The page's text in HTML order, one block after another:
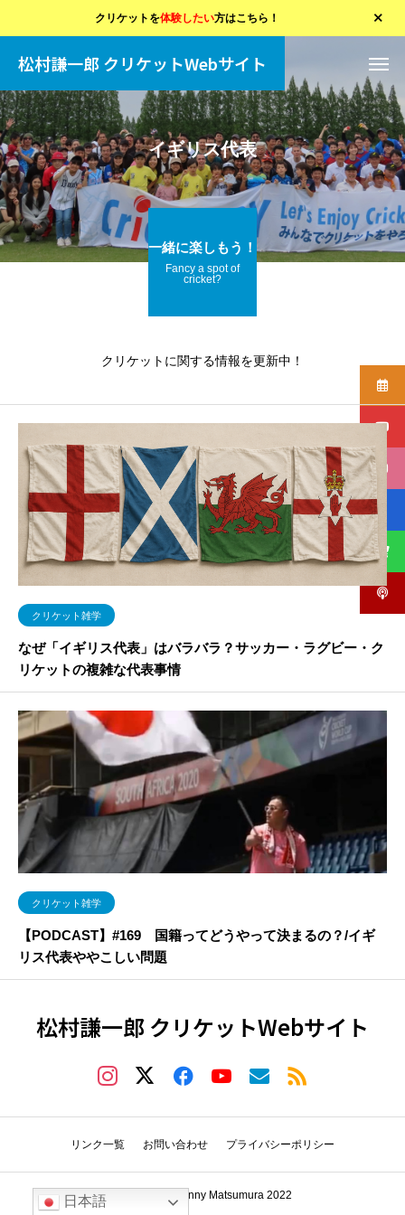
クリケットを体験したい方はこちら！
松村謙一郎 クリケットWebサイト
イギリス代表
一緒に楽しもう！
Fancy a spot of
cricket?
クリケットに関する情報を更新中！
クリケット雑学
なぜ「イギリス代表」はバラバラ？サッカー・ラグビー・ク
リケットの複雑な代表事情
クリケット雑学
【PODCAST】#169 国籍ってどうやって決まるの？/イギ
リス代表ややこしい問題
松村謙一郎 クリケットWebサイト
リンク一覧 お問い合わせ プライバシーポリシー
Copyright © Kenny Matsumura 2022
日本語